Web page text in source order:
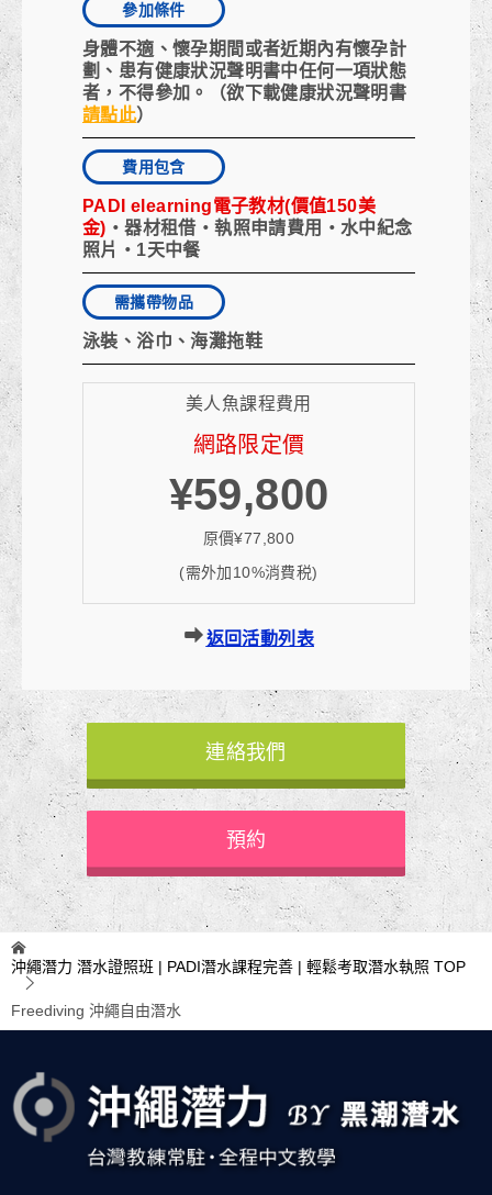
參加條件
身體不適、懷孕期間或者近期內有懷孕計
劃、患有健康狀況聲明書中任何一項狀態
者，不得參加。（欲下載健康狀況聲明書
請點此）
費用包含
PADI elearning電子教材(價值150美
金) ・器材租借・執照申請費用・水中紀念
照片・1天中餐
需攜帶物品
泳裝、浴巾、海灘拖鞋
美人魚課程費用
網路限定價
¥59,800
原價¥77,800
(需外加10%消費税)
返回活動列表
連絡我們
預約
沖繩潛力 潛水證照班 | PADI潛水課程完善 | 輕鬆考取潛水執照 TOP
Freediving 沖繩自由潛水